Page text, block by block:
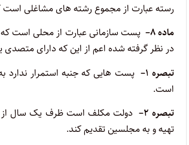
رسته عبارت از مجموع رشته های مشاغلی است
ماده۸– پست سازمانی عبارت از محلی است
در نظر گرفته شده اعم از این که دارای
تبصره ۱– پست هایی که جنبه استمرار
است.
تبصره ۲– دولت مکلف است ظرف یک سال از
تهیه و به مجلسین تقدیم کند.